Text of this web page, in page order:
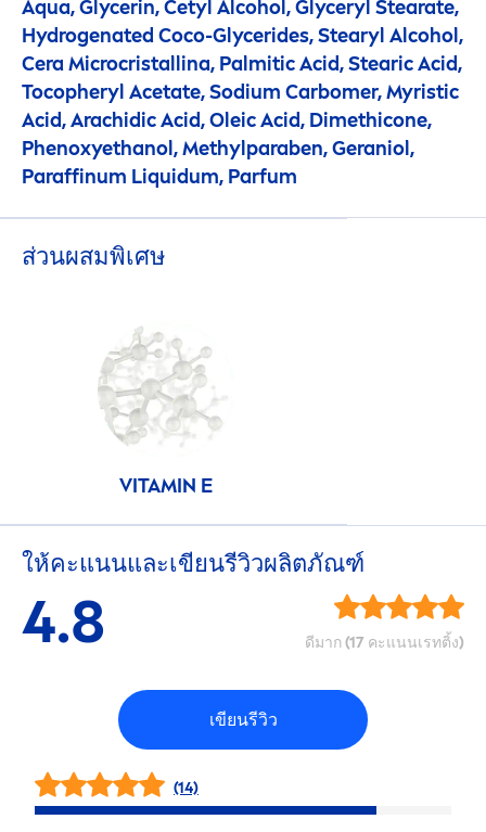
Aqua, Glycerin, Cetyl Alcohol, Glyceryl Stearate,
Hydrogenated Coco-Glycerides, Stearyl Alcohol,
Cera Microcristallina, Palmitic Acid, Stearic Acid,
Tocopheryl Acetate, Sodium Carbomer, Myristic
Acid, Arachidic Acid, Oleic Acid, Dimethicone,
Phenoxyethanol, Methylparaben, Geraniol,
Paraffinum Liquidum, Parfum
ส่วนผสมพิเศษ
VITAMIN E
ให้คะแนนและเขียนรีวิวผลิตภัณฑ์
4.8 ดีมาก (17 คะแนนเรทติ้ง)
เขียนรีวิว
(14)